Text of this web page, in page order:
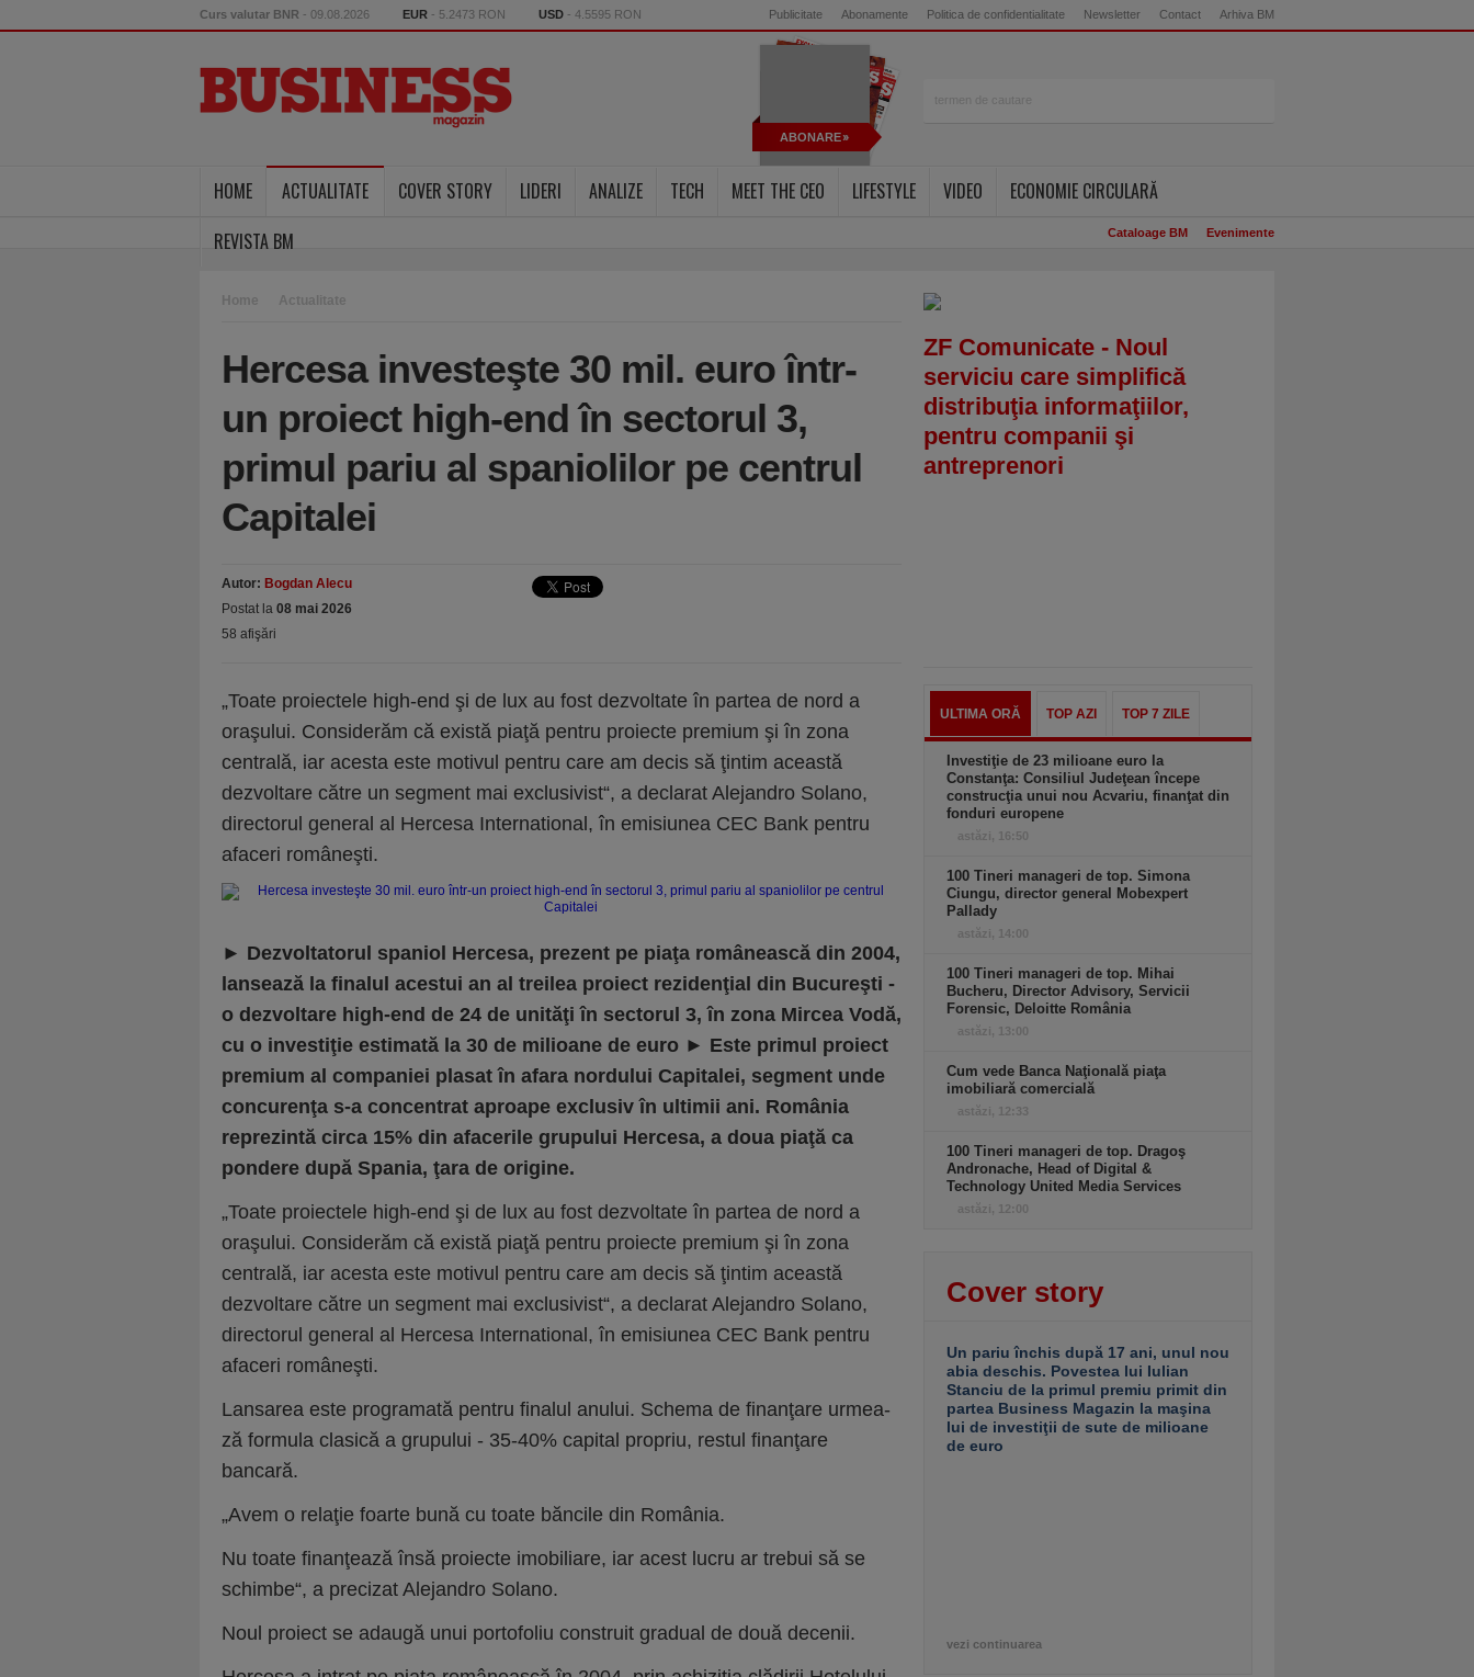
Curs valutar BNR - 09.08.2026 EUR - 5.2473 RON USD - 4.5595 RON Publicitate Abonamente Politica de confidentialitate Newsletter Contact Arhiva BM
ABONARE
HOME ACTUALITATE COVER STORY LIDERI ANALIZE TECH MEET THE CEO LIFESTYLE VIDEO
ECONOMIE CIRCULARĂ
REVISTA BM
Cataloage BM Evenimente
Home Actualitate
Hercesa investeşte 30 mil. euro într-
un proiect high-end în sectorul 3,
primul pariu al spaniolilor pe centrul
Capitalei
Autor: Bogdan Alecu
Postat la 08 mai 2026
58 afişări
„Toate proiectele high-end şi de lux au fost dezvoltate în partea de nord a
oraşului. Considerăm că există piaţă pentru proiecte premium şi în zona
centrală, iar acesta este motivul pentru care am decis să ţintim aceas­tă
dezvoltare către un segment mai exclusi­vist“, a declarat Alejandro Solano,
directorul general al Hercesa International, în emisiu­nea CEC Bank pentru
afaceri româneşti.
► Dezvoltatorul spaniol Hercesa, prezent pe piaţa românească din 2004,
lansează la finalul acestui an al treilea proiect rezidenţial din Bucureşti -
o dezvoltare high-end de 24 de unităţi în sectorul 3, în zona Mircea Vodă,
cu o investiţie estimată la 30 de milioane de euro ► Este primul proiect
premium al companiei plasat în afara nordului Capitalei, segment unde
concurenţa s-a concentrat aproape exclusiv în ultimii ani. România
reprezintă circa 15% din afacerile grupului Hercesa, a doua piaţă ca
pondere după Spania, ţara de origine.
„Toate proiectele high-end şi de lux au fost dezvoltate în partea de nord a
oraşului. Considerăm că există piaţă pentru proiecte premium şi în zona
centrală, iar acesta este motivul pentru care am decis să ţintim aceas­tă
dezvoltare către un segment mai exclusi­vist“, a declarat Alejandro Solano,
directorul general al Hercesa International, în emisiu­nea CEC Bank pentru
afaceri româneşti.
Lan­sarea este pro­gra­mată pen­tru finalul anu­lui. Sche­ma de finanţare ur­mea­
ză formula clasică a gru­pu­lui - 35-40% capital propriu, restul fi­nan­ţare
bancară.
„Avem o relaţie foarte bună cu toate băncile din România.
Nu toate finanţează însă proiecte imo­bili­are, iar acest lucru ar trebui să se
schimbe“, a precizat Alejandro Solano.
Noul proiect se adaugă unui porto­foliu construit gradual de două decenii.
ZF Comunicate - Noul
serviciu care simplifică
distribuţia informaţiilor,
pentru companii şi
antreprenori
ULTIMA ORĂ TOP AZI TOP 7 ZILE
Investiţie de 23 milioane euro la
Constanţa: Consiliul Judeţean începe
construcţia unui nou Acvariu, finanţat din
fonduri europene
astăzi, 16:50
100 Tineri manageri de top. Simona
Ciungu, director general Mobexpert
Pallady
astăzi, 14:00
100 Tineri manageri de top. Mihai
Bucheru, Director Advisory, Servicii
Forensic, Deloitte România
astăzi, 13:00
Cum vede Banca Naţională piaţa
imobiliară comercială
astăzi, 12:33
100 Tineri manageri de top. Dragoş
Andronache, Head of Digital &
Technology United Media Services
astăzi, 12:00
Cover story
Un pariu închis după 17 ani, unul nou
abia deschis. Povestea lui Iulian
Stanciu de la primul premiu primit din
partea Business Magazin la maşina
lui de investiţii de sute de milioane
de euro
vezi continuarea